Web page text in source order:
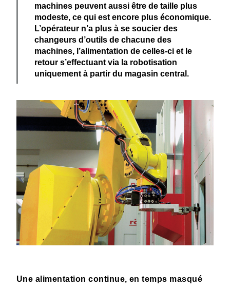
machines peuvent aussi être de taille plus
modeste, ce qui est encore plus écono­mique.
L’opé­rateur n’a plus à se soucier des
changeurs d’outils de chacune des
machines, l’ali­men­tation de celles-ci et le
retour s’effec­tuant via la roboti­sation
uniquement à partir du magasin central.
Une alimentation continue, en temps masqué